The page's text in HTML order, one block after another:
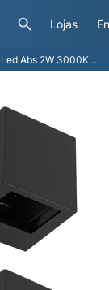
Lojas
3000K Ip65 0 A 90° Block